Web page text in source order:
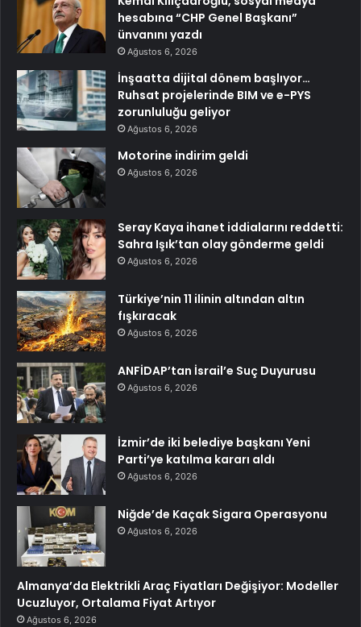
hesabına “CHP Genel Başkanı”
ünvanını yazdı
Ağustos 6, 2026
İnşaatta dijital dönem başlıyor…
Ruhsat projelerinde BIM ve e-PYS
zorunluluğu geliyor
Ağustos 6, 2026
Motorine indirim geldi
Ağustos 6, 2026
Seray Kaya ihanet iddialarını reddetti:
Sahra Işık’tan olay gönderme geldi
Ağustos 6, 2026
Türkiye’nin 11 ilinin altından altın
fışkıracak
Ağustos 6, 2026
ANFİDAP’tan İsrail’e Suç Duyurusu
Ağustos 6, 2026
İzmir’de iki belediye başkanı Yeni
Parti’ye katılma kararı aldı
Ağustos 6, 2026
Niğde’de Kaçak Sigara Operasyonu
Ağustos 6, 2026
Almanya’da Elektrikli Araç Fiyatları Değişiyor: Modeller
Ucuzluyor, Ortalama Fiyat Artıyor
Ağustos 6, 2026